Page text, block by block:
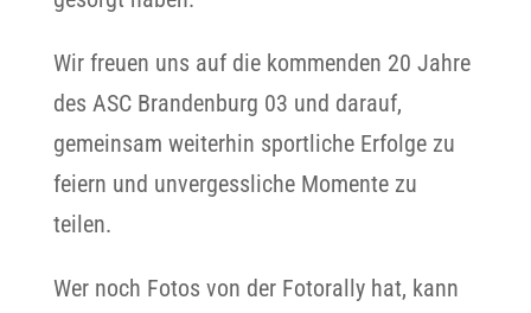
Wir freuen uns auf die kommenden 20 Jahre
des ASC Brandenburg 03 und darauf,
gemeinsam weiterhin sportliche Erfolge zu
feiern und unvergessliche Momente zu
teilen.
Wer noch Fotos von der Fotorally hat, kann